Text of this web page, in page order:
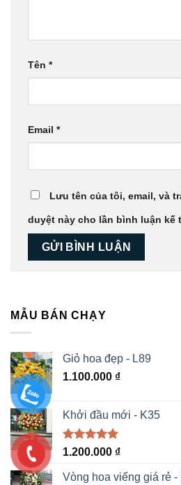
Tên *
Email *
Lưu tên của tôi, email, và
duyệt này cho lần bình luận kế
MẪU BÁN CHẠY
Giỏ hoa đẹp - L89
1.100.000 ₫
Khởi đầu mới - K35
Được xếp
5 sao
1.200.000 ₫
Vòng hoa viếng giá rẻ -